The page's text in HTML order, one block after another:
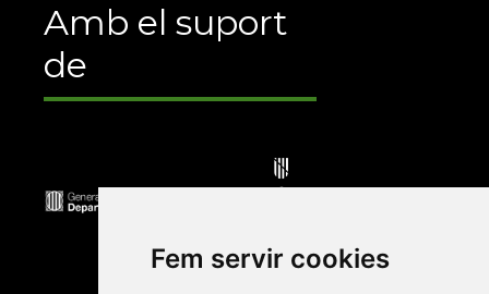
Fem servir cookies
Amb el suport
de